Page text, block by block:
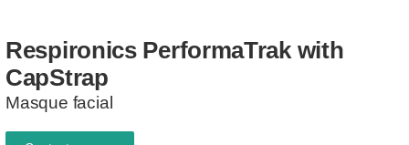
Respironics PerformaTrak with
CapStrap
Masque facial